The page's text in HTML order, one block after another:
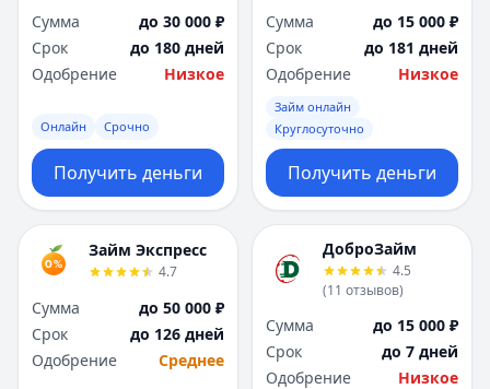
Сумма
до 30 000 ₽
Срок
до 180 дней
Одобрение
Низкое
Онлайн Срочно
Получить деньги
Сумма
до 15 000 ₽
Срок
до 181 дней
Одобрение
Низкое
Займ онлайн
Круглосуточно
Получить деньги
Займ Экспресс
4.7
Сумма
до 50 000 ₽
Срок
до 126 дней
Одобрение
Среднее
ДоброЗайм
4.5
(11 отзывов)
Сумма
до 15 000 ₽
Срок
до 7 дней
Одобрение
Низкое